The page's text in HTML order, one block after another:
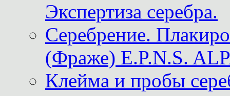
Экспертиза серебра.
Серебрение.
(Фраже) E.P.N.S.
Клейма и пробы